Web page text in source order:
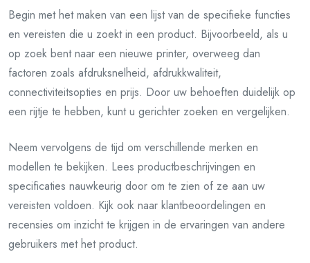
Begin met het maken van een lijst van de specifieke functies
en vereisten die u zoekt in een product. Bijvoorbeeld, als u
op zoek bent naar een nieuwe printer, overweeg dan
factoren zoals afdruksnelheid, afdrukkwaliteit,
connectiviteitsopties en prijs. Door uw behoeften duidelijk op
een rijtje te hebben, kunt u gerichter zoeken en vergelijken.
Neem vervolgens de tijd om verschillende merken en
modellen te bekijken. Lees productbeschrijvingen en
specificaties nauwkeurig door om te zien of ze aan uw
vereisten voldoen. Kijk ook naar klantbeoordelingen en
recensies om inzicht te krijgen in de ervaringen van andere
gebruikers met het product.